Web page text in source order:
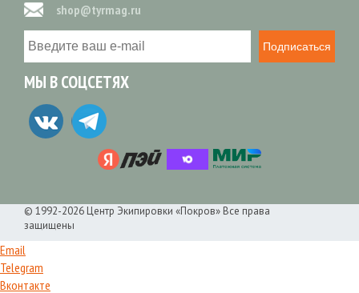
shop@tyrmag.ru
Подписаться
МЫ В СОЦСЕТЯХ
© 1992-2026 Центр Экипировки «Покров» Все права
защищены
Email
Telegram
Вконтакте